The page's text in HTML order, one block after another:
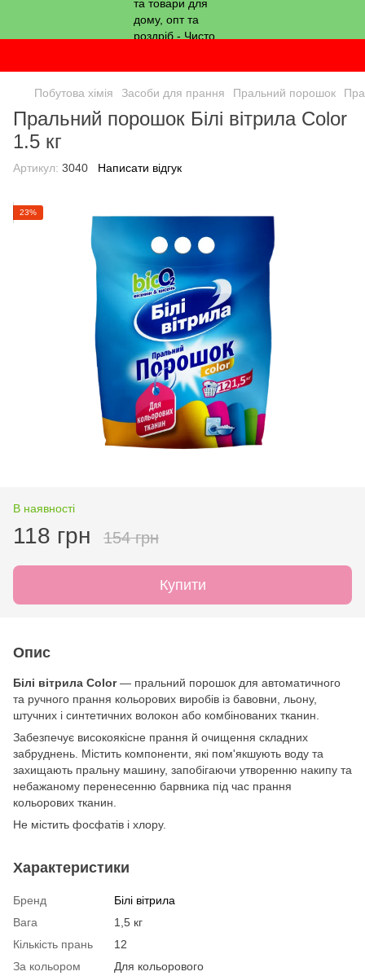
Побутова хімія Засоби для прання Пральний порошок
Пральний порошок Білі вітрила Color
1.5 кг
Артикул: 3040 Написати відгук
23%
В наявності
118 грн 154 грн
Купити
Опис
Білі вітрила Color— пральний порошок для автоматичного
та ручного прання кольорових виробів із бавовни, льону,
штучних і синтетичних волокон або комбінованих тканин.
Забезпечує високоякісне прання й очищення складних
забруднень. Містить компоненти, які пом'якшують воду та
захищають пральну машину, запобігаючи утворенню накипу та
небажаному перенесенню барвника під час прання
кольорових тканин.
Не містить фосфатів і хлору.
Характеристики
Бренд
Білі вітрила
Вага
1,5 кг
Кількість прань
12
За кольором
Для кольорового